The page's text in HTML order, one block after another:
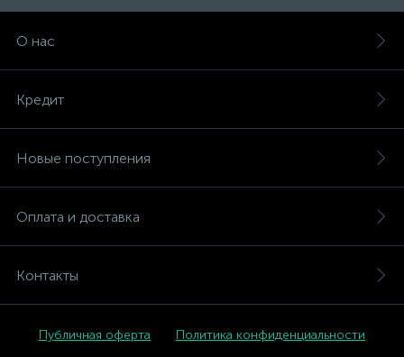
О нас
Кредит
Новые поступления
Оплата и доставка
Контакты
Публичная оферта Политика конфиденциальности